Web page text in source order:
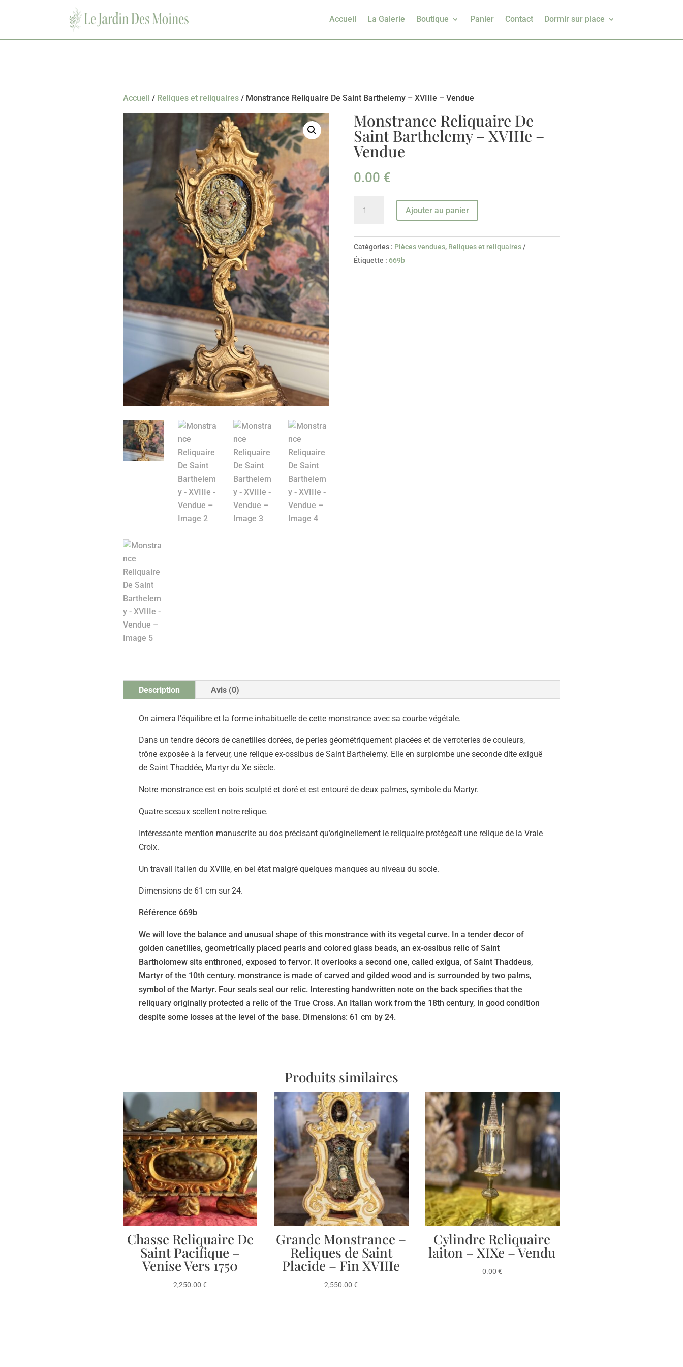
Accueil La Galerie Boutique Panier Contact Dormir sur place
Accueil / Reliques et reliquaires/ Monstrance Reliquaire De Saint Barthelemy – XVIIIe – Vendue
Monstrance Reliquaire De
Saint Barthelemy – XVIIIe –
Vendue
0.00 €
Reliquaire
De
Ajouter au panier
Catégories : Pièces vendues, Reliques et reliquaires
Étiquette : 669b
Description Avis (0)
On aimera l’équilibre et la forme inhabituelle de cette monstrance avec sa courbe végétale.
Dans un tendre décors de canetilles dorées, de perles géométriquement placées et de verroteries de couleurs,
trône exposée à la ferveur, une relique ex-ossibus de Saint Barthelemy. Elle en surplombe une seconde dite exiguë
de Saint Thaddée, Martyr du Xe siècle.
Notre monstrance est en bois sculpté et doré et est entouré de deux palmes, symbole du Martyr.
Quatre sceaux scellent notre relique.
Intéressante mention manuscrite au dos précisant qu’originellement le reliquaire protégeait une relique de la Vraie
Croix.
Un travail Italien du XVIIIe, en bel état malgré quelques manques au niveau du socle.
Dimensions de 61 cm sur 24.
Référence 669b
We will love the balance and unusual shape of this monstrance with its vegetal curve. In a tender decor of
golden canetilles, geometrically placed pearls and colored glass beads, an ex-ossibus relic of Saint
Bartholomew sits enthroned, exposed to fervor. It overlooks a second one, called exigua, of Saint Thaddeus,
Martyr of the 10th century. monstrance is made of carved and gilded wood and is surrounded by two palms,
symbol of the Martyr. Four seals seal our relic. Interesting handwritten note on the back specifies that the
reliquary originally protected a relic of the True Cross. An Italian work from the 18th century, in good condition
despite some losses at the level of the base. Dimensions: 61 cm by 24.
Produits similaires
Chasse Reliquaire De
Saint Pacifique –
Venise Vers 1750
2,250.00€
Grande Monstrance –
Reliques de Saint
Placide – Fin XVIIIe
2,550.00€
Cylindre Reliquaire
laiton – XIXe – Vendu
0.00 €